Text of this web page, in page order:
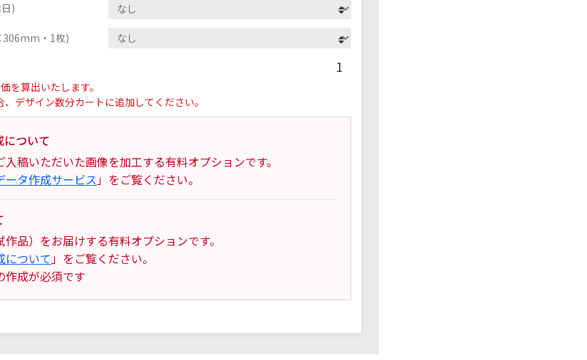
)
・1枚)
1
を算出いたします。
デザイン数分カートに追加してください。
について
稿いただいた画像を加工する有料オプションです。
ータ作成サービス」をご覧ください。
品）をお届けする有料オプションです。
について」をご覧ください。
成が必須です